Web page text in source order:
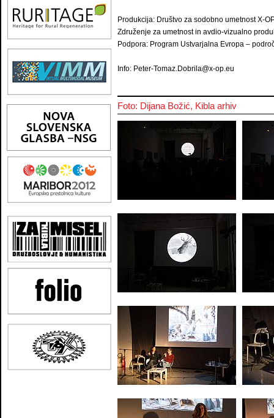
Produkcija: Društvo za sodobno umetnost X-
Združenje za umetnost in avdio-vizualno
Podpora: Program Ustvarjalna Evropa –
Info: Peter-Tomaz.Dobrila@x-op.eu
Foto: Dijana Božić, Kibla arhiv